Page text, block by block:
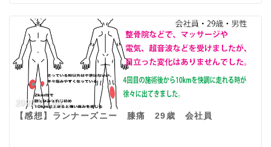
2020.03.09
【感想】ランナーズニー 膝痛 29歳 会社員